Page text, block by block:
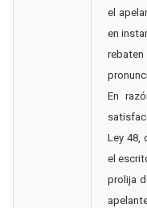
el
en
En
Ley 48,
el
prolija